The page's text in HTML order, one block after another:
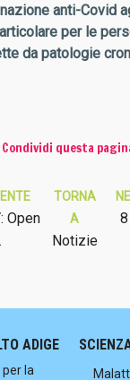
anti-Covid
per le
da patologie
Condividi questa
Open
TORNA
A
Notizie
ADIGE
la